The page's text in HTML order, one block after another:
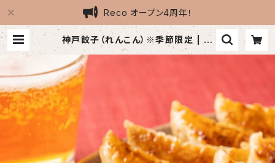
Reco オープン4周年！
神戸餃子（れんこん）※季節限定 | 冷
凍食品専門店Reco